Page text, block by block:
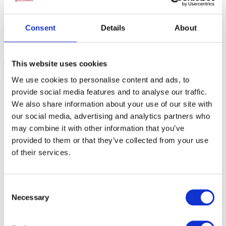
Consent Details About
This website uses cookies
We use cookies to personalise content and ads, to
provide social media features and to analyse our traffic.
We also share information about your use of our site with
our social media, advertising and analytics partners who
may combine it with other information that you’ve
provided to them or that they’ve collected from your use
of their services.
Selection
Necessary
Færdiggør forespørgsel
88% svarer samme dag, og vi garanterer svar indenfor 24 timer på
hverdage
Book
Andreas Brunsborg
+45 51 53
91 53!